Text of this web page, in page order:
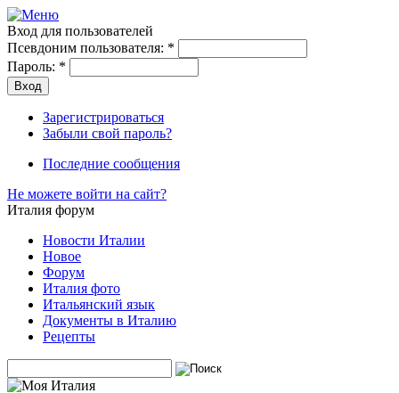
Вход для пользователей
Псевдоним пользователя: *
Пароль: *
Зарегистрироваться
Забыли свой пароль?
Последние сообщения
Не можете войти на сайт?
Италия форум
Новости Италии
Новое
Форум
Италия фото
Итальянский язык
Документы в Италию
Рецепты